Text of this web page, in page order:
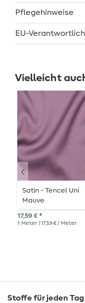
Pflegehinweise
EU-
Vielleicht
Satin - Tencel Uni
Mauve
17,59 € *
1 Meter | 17,59 € / Meter
Stoffe für jeden Tag